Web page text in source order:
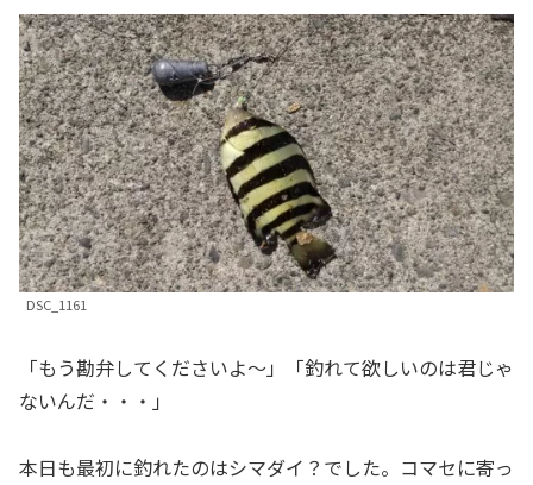
DSC_1161
「もう勘弁してくださいよ〜」「釣れて欲しいのは君じゃ
ないんだ・・・」
本日も最初に釣れたのはシマダイ？でした。コマセに寄っ